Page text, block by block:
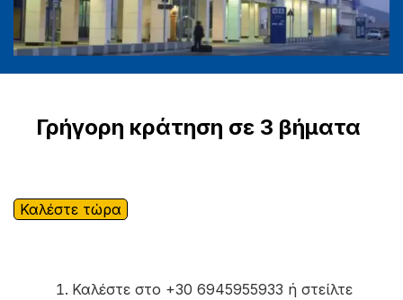
Γρήγορη κράτηση σε 3 βήματα
Καλέστε τώρα
Καλέστε στο +30 6945955933 ή στείλτε